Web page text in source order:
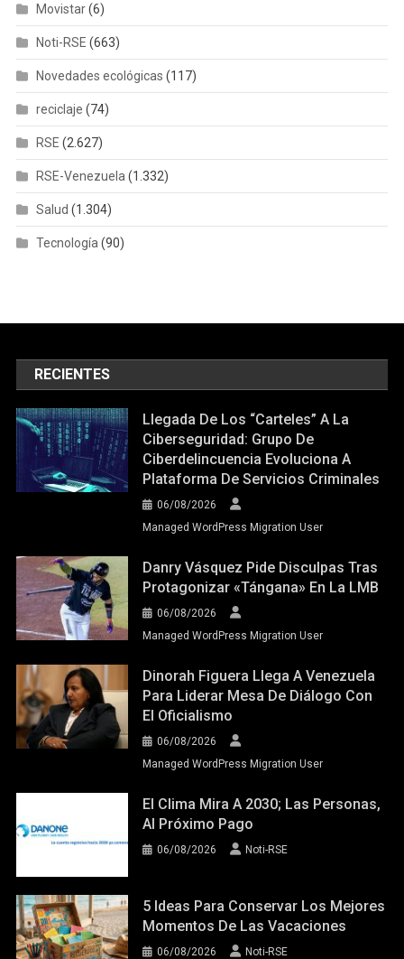
Movistar(6)
Noti-RSE (663)
Novedades ecológicas (117)
reciclaje (74)
RSE (2.627)
RSE-Venezuela (1.332)
Salud (1.304)
Tecnología (90)
RECIENTES
Llegada De Los “carteles” A La
Ciberseguridad: Grupo De
Ciberdelincuencia Evoluciona A
Plataforma De Servicios Criminales
06/08/2026
Managed WordPress Migration User
Danry Vásquez Pide Disculpas Tras
Protagonizar «tángana» En La LMB
06/08/2026
Managed WordPress Migration User
Dinorah Figuera Llega A Venezuela
Para Liderar Mesa De Diálogo Con
El Oficialismo
06/08/2026
Managed WordPress Migration User
El Clima Mira A 2030; Las Personas,
Al Próximo Pago
06/08/2026 Noti-RSE
5 Ideas Para Conservar Los Mejores
Momentos De Las Vacaciones
06/08/2026 Noti-RSE